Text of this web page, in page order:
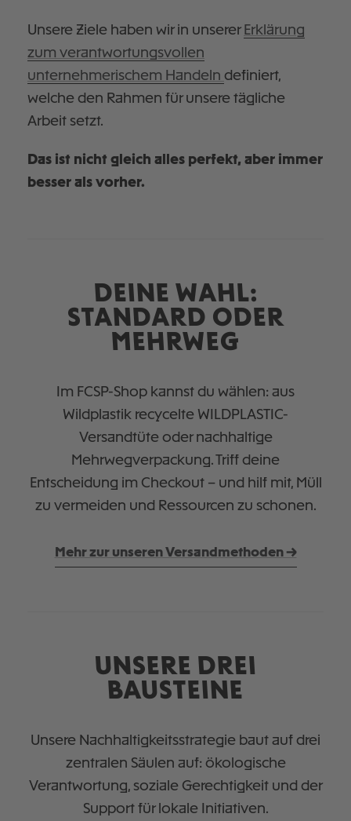
Unsere Ziele haben wir in unserer Erklärung
zum verantwortungsvollen
unternehmerischem Handeln definiert,
welche den Rahmen für unsere tägliche
Arbeit setzt.
Das ist nicht gleich alles perfekt, aber immer
besser als vorher.
DEINE WAHL:
STANDARD ODER
MEHRWEG
Im FCSP-Shop kannst du wählen: aus
Wildplastik recycelte WILDPLASTIC-
Versandtüte oder nachhaltige
Mehrwegverpackung. Triff deine
Entscheidung im Checkout – und hilf mit, Müll
zu vermeiden und Ressourcen zu schonen.
Mehr zur unseren Versandmethoden →
UNSERE DREI
BAUSTEINE
Unsere Nachhaltigkeitsstrategie baut auf drei
zentralen Säulen auf: ökologische
Verantwortung, soziale Gerechtigkeit und der
Support für lokale Initiativen.